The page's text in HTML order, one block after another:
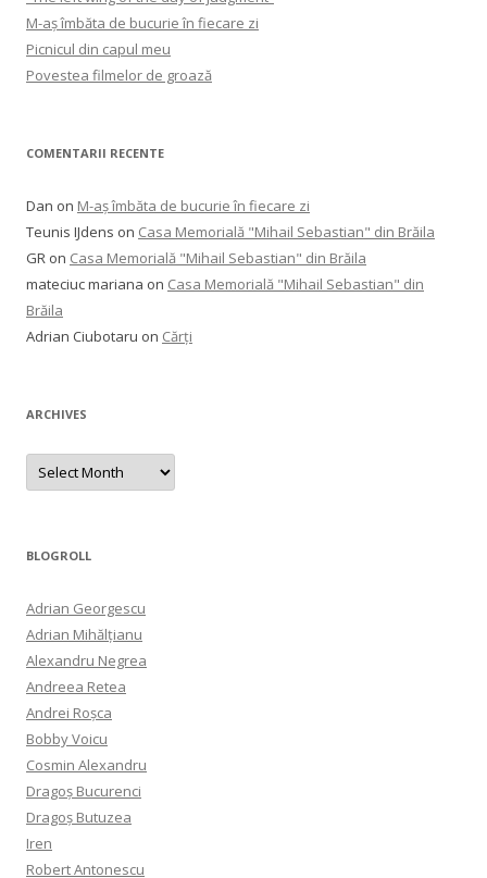
M-aș îmbăta de bucurie în fiecare zi
Picnicul din capul meu
Povestea filmelor de groază
COMENTARII RECENTE
Dan on M-aș îmbăta de bucurie în fiecare zi
Teunis IJdens on Casa Memorială "Mihail Sebastian" din Brăila
GR on Casa Memorială "Mihail Sebastian" din Brăila
mateciuc mariana on Casa Memorială "Mihail Sebastian" din
Brăila
Adrian Ciubotaru on Cărți
ARCHIVES
Archives
BLOGROLL
Adrian Georgescu
Adrian Mihălțianu
Alexandru Negrea
Andreea Retea
Andrei Roșca
Bobby Voicu
Cosmin Alexandru
Dragoș Bucurenci
Dragoș Butuzea
Iren
Robert Antonescu